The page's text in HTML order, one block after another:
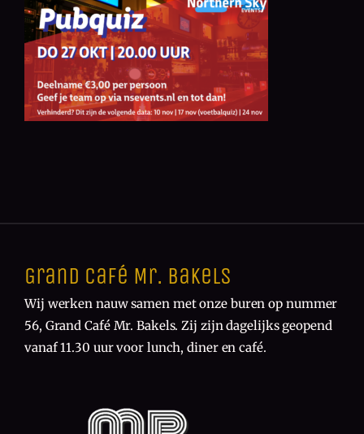
Grand Café Mr. Bakels
Wij werken nauw samen met onze buren op nummer
56, Grand Café Mr. Bakels. Zij zijn dagelijks geopend
vanaf 11.30 uur voor lunch, diner en café.